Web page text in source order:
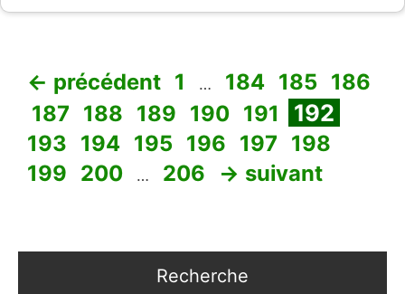
← précédent Page
1 … Page
184 Page
185 Page
186
Page
187 Page
188 Page
189 Page
190 Page
191 Page
192
193 Page
194 Page
195 Page
196 Page
197 Page
198
199 Page
200 … Page
206 → suivant
Recherche